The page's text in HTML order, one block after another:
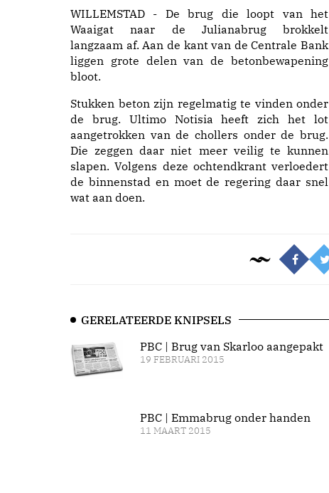
WILLEMSTAD - De brug die loopt van het
Waaigat naar de Julianabrug brokkelt
langzaam af. Aan de kant van de Centrale Bank
liggen grote delen van de betonbewapening
bloot.
Stukken beton zijn regelmatig te vinden onder
de brug. Ultimo Notisia heeft zich het lot
aangetrokken van de chollers onder de brug.
Die zeggen daar niet meer veilig te kunnen
slapen. Volgens deze ochtendkrant verloedert
de binnenstad en moet de regering daar snel
wat aan doen.
GERELATEERDE KNIPSELS
PBC | Brug van Skarloo aangepakt
19 FEBRUARI 2015
PBC | Emmabrug onder handen
11 MAART 2015